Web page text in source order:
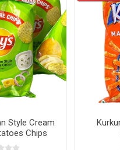
Style Cream
Chips